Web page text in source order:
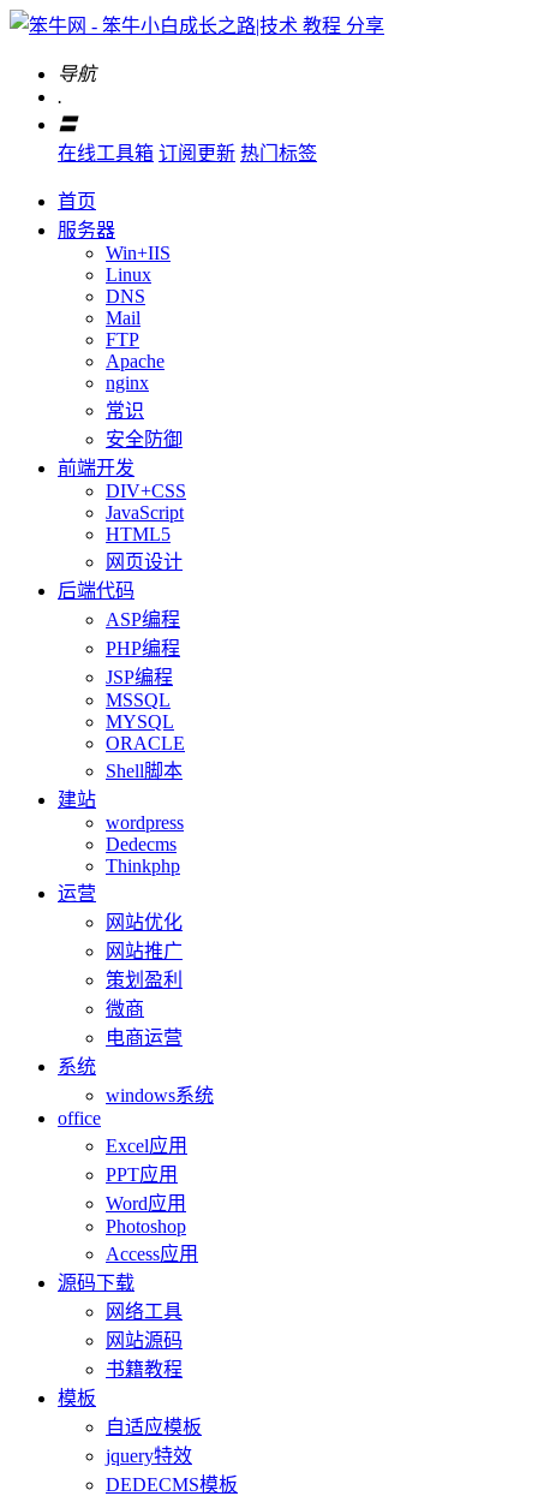
导航
.
〓
在线工具箱 订阅更新 热门标签
首页
服务器
Win+IIS
Linux
DNS
Mail
FTP
Apache
nginx
常识
安全防御
前端开发
DIV+CSS
JavaScript
HTML5
网页设计
后端代码
ASP编程
PHP编程
JSP编程
MSSQL
MYSQL
ORACLE
Shell脚本
建站
wordpress
Dedecms
Thinkphp
运营
网站优化
网站推广
策划盈利
微商
电商运营
系统
windows系统
office
Excel应用
PPT应用
Word应用
Photoshop
Access应用
源码下载
网络工具
网站源码
书籍教程
模板
自适应模板
jquery特效
DEDECMS模板